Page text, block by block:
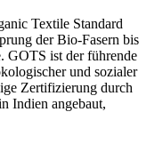
Textile Standard
der Bio-Fasern bis
GOTS ist der führende
und sozialer
Zertifizierung durch
Indien angebaut,